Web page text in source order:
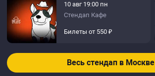
10 авг 19:00 пн
Стендап Кафе
Билеты от 550 ₽
Весь стендап в Москве